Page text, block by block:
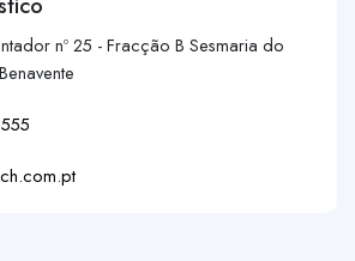
nº 25 - Fracção B Sesmaria do